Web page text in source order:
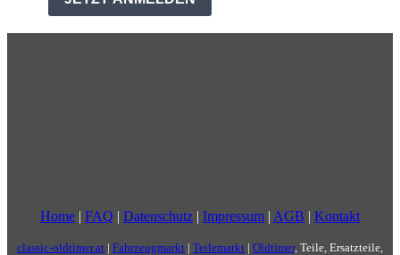
Home | FAQ | Datenschutz | Impressum | AGB | Kontakt
classic-oldtimer.at | Fahrzeugmarkt | Teilemarkt | Oldtimer, Teile, Ersatzteile,